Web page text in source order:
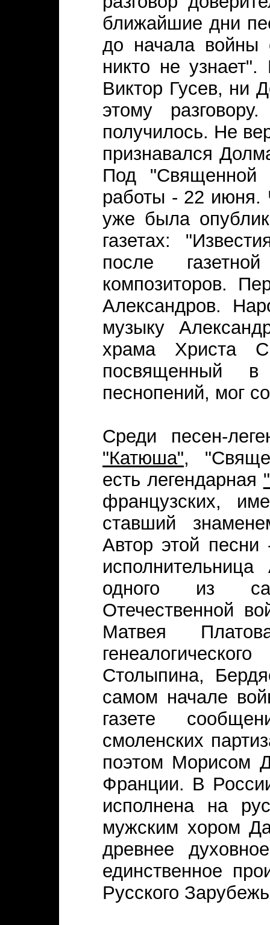
ближайшие дни
до начала войны
никто не
Виктор Гусев, ни
этому
получилось. Не
признавался
Под "Священной
работы - 22 июня.
уже была
газетах:
после
композиторов.
Александров.
музыку
храма Христа
посвященный в
песнопений, мог
Среди песен-
"Катюша",
есть легендарная
французских,
ставший
Автор этой песни
одного из
Отечественной
Матвея
Столыпина,
самом начале
газете
смоленских
поэтом Морисом
Франции. В
исполнена на
мужским хором
древнее
единственное
Русского